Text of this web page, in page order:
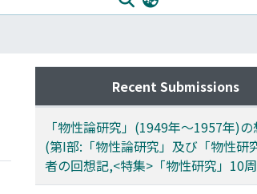
Recent Submissions
「物性論研究」(1949年～1957年)
(第I部:「物性論研究」及び「物性研
者の回想記,<特集>「物性研究」10